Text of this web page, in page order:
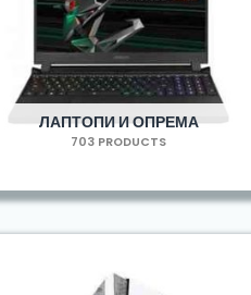
ЛАПТОПИ И ОПРЕМА
703 PRODUCTS